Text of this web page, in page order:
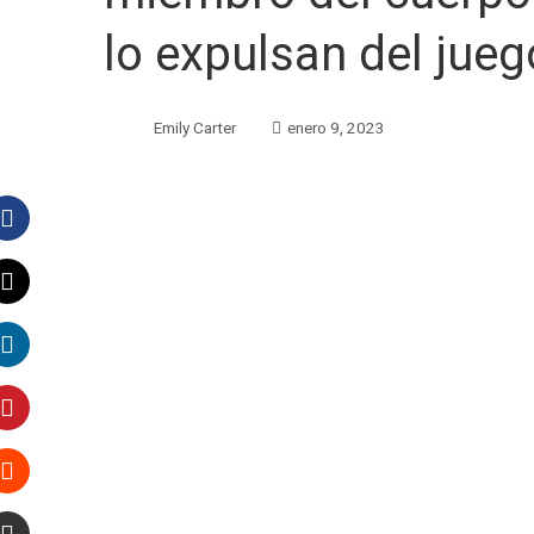
lo expulsan del
Emily Carter enero 9, 2023
Facebook
Twitter
LinkedIn
Pinterest
Stumbleupon